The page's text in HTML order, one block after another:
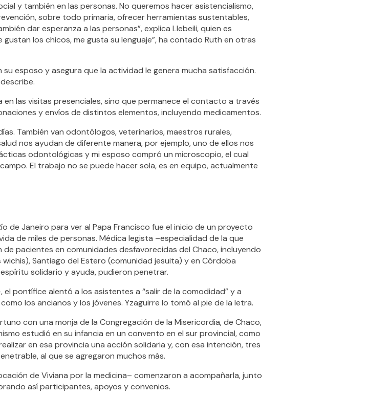
y también en las personas. No queremos hacer asistencialismo,
sobre todo primaria, ofrecer herramientas sustentables,
dar esperanza a las personas”, explica Llebeili, quien es
los chicos, me gusta su lenguaje”, ha contado Ruth en otras
esposo y asegura que la actividad le genera mucha satisfacción.
las visitas presenciales, sino que permanece el contacto a través
y envíos de distintos elementos, incluyendo medicamentos.
También van odontólogos, veterinarios, maestros rurales,
nos ayudan de diferente manera, por ejemplo, uno de ellos nos
odontológicas y mi esposo compró un microscopio, el cual
El trabajo no se puede hacer sola, es en equipo, actualmente
de Janeiro para ver al Papa Francisco fue el inicio de un proyecto
de miles de personas. Médica legista –especialidad de la que
pacientes en comunidades desfavorecidas del Chaco, incluyendo
Santiago del Estero (comunidad jesuita) y en Córdoba
solidario y ayuda, pudieron penetrar.
el pontífice alentó a los asistentes a “salir de la comodidad” y a
los ancianos y los jóvenes. Yzaguirre lo tomó al pie de la letra.
con una monja de la Congregación de la Misericordia, de Chaco,
estudió en su infancia en un convento en el sur provincial, como
en esa provincia una acción solidaria y, con esa intención, tres
al que se agregaron muchos más.
de Viviana por la medicina– comenzaron a acompañarla, junto
así participantes, apoyos y convenios.